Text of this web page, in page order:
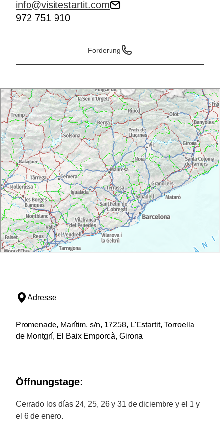
info@visitestartit.com
972 751 910
Forderung
Adresse
Promenade, Marítim, s/n, 17258, L'Estartit, Torroella
de Montgrí, El Baix Empordà, Girona
Öffnungstage:
Cerrado los días 24, 25, 26 y 31 de diciembre y el 1 y
el 6 de enero.